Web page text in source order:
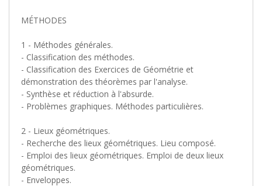
MÉTHODES
1 - Méthodes générales.
- Classification des méthodes.
- Classification des Exercices de Géométrie et
démonstration des théorèmes par l'analyse.
- Synthèse et réduction à l'absurde.
- Problèmes graphiques. Méthodes particulières.
2 - Lieux géométriques.
- Recherche des lieux géométriques. Lieu composé.
- Emploi des lieux géométriques. Emploi de deux lieux
géométriques.
- Enveloppes.